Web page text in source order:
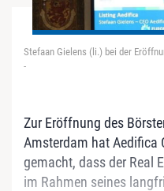
Stefaan Gielens (li.) bei der
-
Zur Eröffnung des
Amsterdam hat Aedifica
gemacht, dass der Real
im Rahmen seines